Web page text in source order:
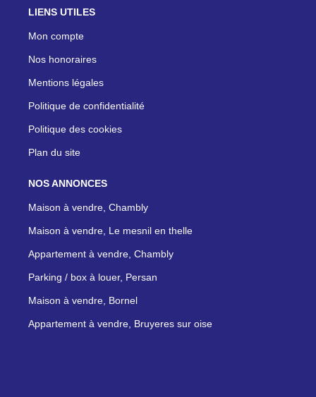
LIENS UTILES
Mon compte
Nos honoraires
Mentions légales
Politique de confidentialité
Politique des cookies
Plan du site
NOS ANNONCES
Maison à vendre, Chambly
Maison à vendre, Le mesnil en thelle
Appartement à vendre, Chambly
Parking / box à louer, Persan
Maison à vendre, Bornel
Appartement à vendre, Bruyeres sur oise